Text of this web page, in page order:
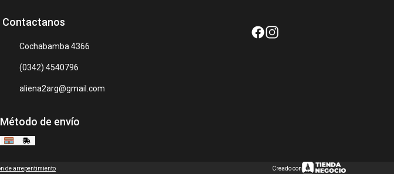
Contactanos
Cochabamba 4366
(0342) 4540796
aliena2arg@gmail.com
Método de envío
de arrepentimiento Creado con